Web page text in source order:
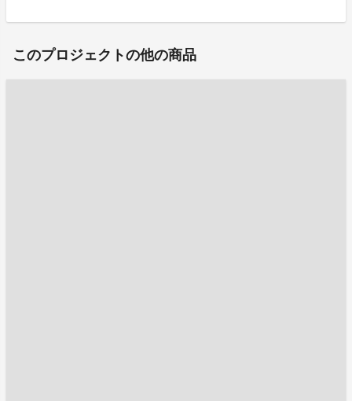
このプロジェクトの他の商品